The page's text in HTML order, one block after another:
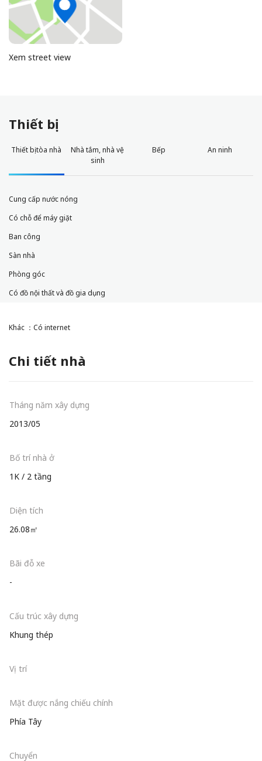
Xem street view
Thiết bị
Thiết bị tòa nhà
Nhà tắm, nhà vệ
sinh
Bếp An ninh
Cung cấp nước nóng
Có chỗ để máy giặt
Ban công
Sàn nhà
Phòng góc
Có đồ nội thất và đồ gia dụng
Khác ：Có internet
Chi tiết nhà
Tháng năm xây dựng
2013/05
Bố trí nhà ở
1K / 2 tầng
Diện tích
26.08㎡
Bãi đỗ xe
-
Cấu trúc xây dựng
Khung thép
Vị trí
Mặt được nắng chiếu chính
Phía Tây
Chuyển